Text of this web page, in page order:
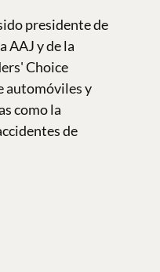
presidente de
AAJ y de la
Choice
automóviles y
como la
de